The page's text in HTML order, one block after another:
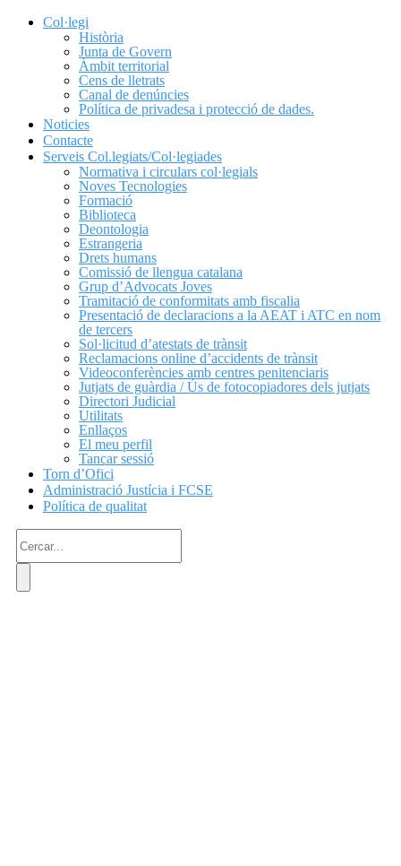
Col·legi
Història
Junta de Govern
Àmbit territorial
Cens de lletrats
Canal de denúncies
Política de privadesa i protecció de dades.
Noticies
Contacte
Serveis Col.legiats/Col·legiades
Normativa i circulars col·legials
Noves Tecnologies
Formació
Biblioteca
Deontologia
Estrangeria
Drets humans
Comissió de llengua catalana
Grup d’Advocats Joves
Tramitació de conformitats amb fiscalia
Presentació de declaracions a la AEAT i ATC en nom
de tercers
Sol·licitud d’atestats de trànsit
Reclamacions online d’accidents de trànsit
Videoconferències amb centres penitenciaris
Jutjats de guàrdia / Ús de fotocopiadores dels jutjats
Directori Judicial
Utilitats
Enllaços
El meu perfil
Tancar sessió
Torn d’Ofici
Administració Justícia i FCSE
Política de qualitat